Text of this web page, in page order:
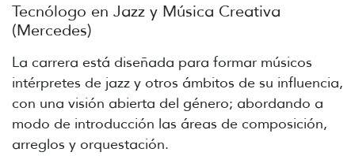
Tecnólogo en Jazz y Música Creativa
(Mercedes)
La carrera está diseñada para formar músicos
intérpretes de jazz y otros ámbitos de su influencia,
con una visión abierta del género; abordando a
modo de introducción las áreas de composición,
arreglos y orquestación.